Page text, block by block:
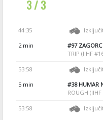
3 / 3
44:35
2 min
#97ZAGORC
TRIP (IIHF
53:58
5 min
#38HUMAR
ROUGH
53:58